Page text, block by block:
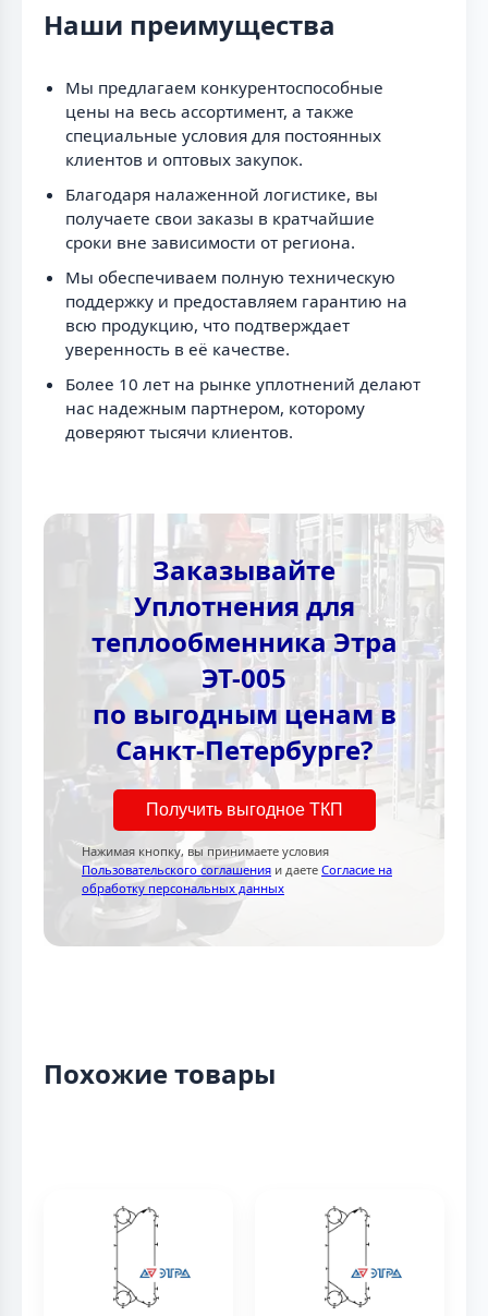
Наши преимущества
Мы предлагаем конкурентоспособные
цены на весь ассортимент, а также
специальные условия для постоянных
клиентов и оптовых закупок.
Благодаря налаженной логистике, вы
получаете свои заказы в кратчайшие
сроки вне зависимости от региона.
Мы обеспечиваем полную техническую
поддержку и предоставляем гарантию на
всю продукцию, что подтверждает
уверенность в её качестве.
Более 10 лет на рынке уплотнений делают
нас надежным партнером, которому
доверяют тысячи клиентов.
Заказывайте
Уплотнения для
теплообменника Этра
ЭТ-005
по выгодным ценам в
Санкт-Петербурге?
Получить выгодное ТКП
Нажимая кнопку, вы принимаете условия
Пользовательского соглашения и даете Согласие на
обработку персональных данных
Похожие товары